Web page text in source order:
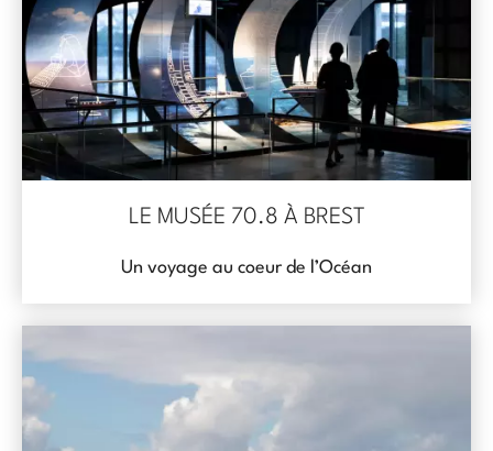
LE MUSÉE 70.8 À BREST
Un voyage au coeur de l’Océan